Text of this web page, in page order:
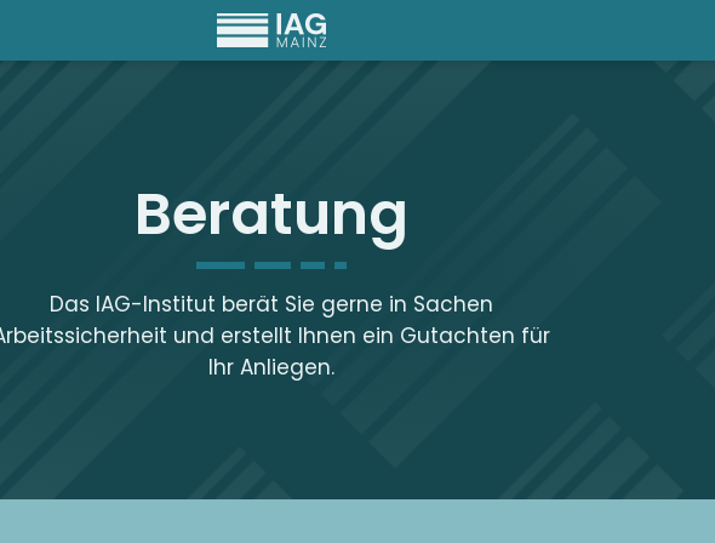
Beratung
Das IAG-Institut berät Sie gerne in Sachen
und erstellt Ihnen ein Gutachten für
Ihr Anliegen.